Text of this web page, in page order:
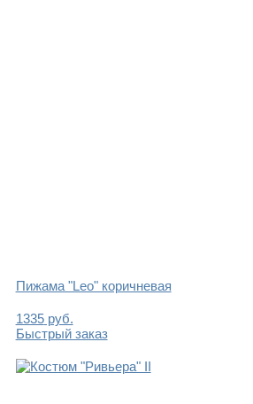
Пижама "Leo" коричневая
1335руб.
Быстрый заказ